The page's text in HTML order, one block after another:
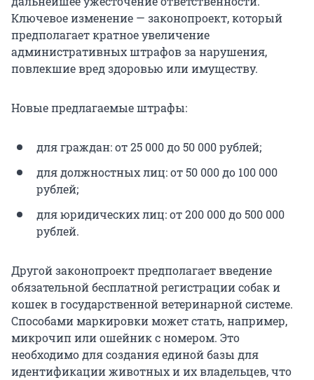
Ключевое изменение — законопроект, который
предполагает кратное увеличение
административных штрафов за нарушения,
повлекшие вред здоровью или имуществу.
Новые предлагаемые штрафы:
для граждан: от 25 000 до 50 000 рублей;
для должностных лиц: от 50 000 до 100 000
рублей;
для юридических лиц: от 200 000 до 500 000
рублей.
Другой законопроект предполагает введение
обязательной бесплатной регистрации собак и
кошек в государственной ветеринарной системе.
Способами маркировки может стать, например,
микрочип или ошейник с номером. Это
необходимо для создания единой базы для
идентификации животных и их владельцев, что